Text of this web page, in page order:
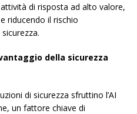
di risposta ad alto valore,
riducendo il rischio
della sicurezza
di sicurezza sfruttino l’AI
un fattore chiave di